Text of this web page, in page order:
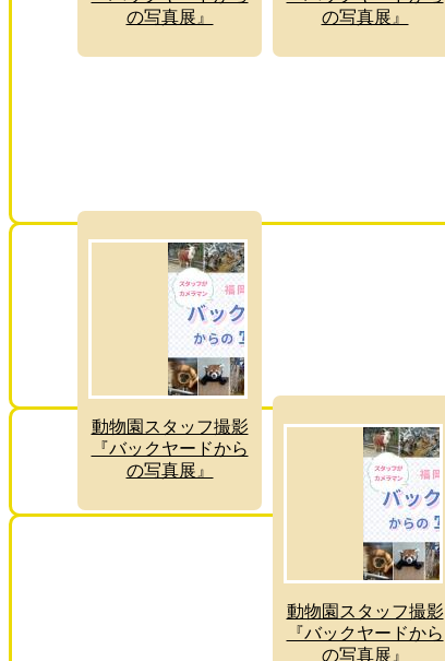
の写真展』
の写真展』
動物園スタッフ撮影
『バックヤードから
の写真展』
動物園スタッフ撮影
『バックヤードから
の写真展』